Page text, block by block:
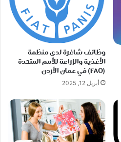
وظائف شاغرة لدى منظمة
الأغذية والزراعة للأمم المتحدة
(FAO) في عمان الأردن
أبريل 12, 2025